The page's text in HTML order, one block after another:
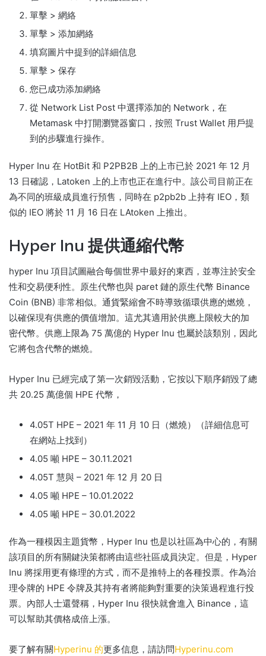
單擊 > 網絡
單擊 > 添加網絡
填寫圖片中提到的詳細信息
單擊 > 保存
您已成功添加網絡
從 Network List Post 中選擇添加的 Network，在
Metamask 中打開瀏覽器窗口，按照 Trust Wallet 用戶提
到的步驟進行操作。
Hyper Inu 在 HotBit 和 P2PB2B 上的上市已於 2021 年 12 月
13 日確認，Latoken 上的上市也正在進行中。 該公司目前正在
為不同的班級成員進行預售，同時在 p2pb2b 上持有 IEO，類
似的 IEO 將於 11 月 16 日在 LAtoken 上推出。
Hyper Inu 提供通縮代幣
hyper Inu 項目試圖融合每個世界中最好的東西，並專注於安全
性和交易便利性。 原生代幣也與 paret 鏈的原生代幣 Binance
Coin (BNB) 非常相似。 通貨緊縮會不時導致循環供應的燃燒，
以確保現有供應的價值增加。 這尤其適用於供應上限較大的加
密代幣。 供應上限為 75 萬億的 Hyper Inu 也屬於該類別，因此
它將包含代幣的燃燒。
Hyper Inu 已經完成了第一次銷毀活動，它按以下順序銷毀了總
共 20.25 萬億個 HPE 代幣，
4.05T HPE – 2021 年 11 月 10 日（燃燒）（詳細信息可
在網站上找到）
4.05 噸 HPE – 30.11.2021
4.05T 慧與 – 2021 年 12 月 20 日
4.05 噸 HPE – 10.01.2022
4.05 噸 HPE – 30.01.2022
作為一種模因主題貨幣，Hyper Inu 也是以社區為中心的，有關
該項目的所有關鍵決策都將由這些社區成員決定。 但是，Hyper
Inu 將採用更有條理的方式，而不是推特上的各種投票。 作為治
理令牌的 HPE 令牌及其持有者將能夠對重要的決策過程進行投
票。 內部人士還聲稱，Hyper Inu 很快就會進入 Binance，這
可以幫助其價格成倍上漲。
要了解有關Hyperinu 的更多信息，請訪問Hyperinu.com